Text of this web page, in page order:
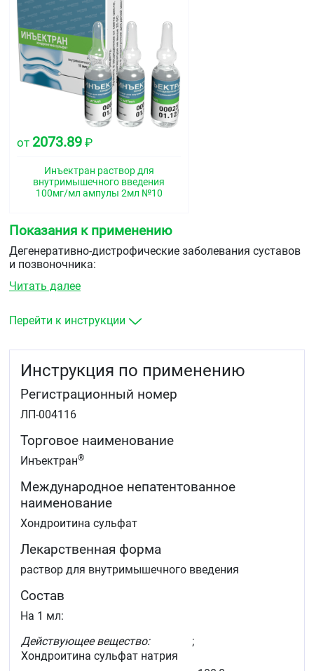
от 2073.89 ₽
Инъектран раствор для
внутримышечного введения
100мг/мл ампулы 2мл №10
Показания к применению
Дегенеративно-дистрофические заболевания суставов
и позвоночника:
остеоартроз периферических суставов
Для ускорения формирования костной мозоли при
Читать далее
Перейти к инструкции
Инструкция по применению
Регистрационный номер
ЛП-004116
Торговое наименование
Инъектран®
Международное непатентованное
наименование
Хондроитина сульфат
Лекарственная форма
раствор для внутримышечного введения
Состав
На 1 мл:
Действующее вещество:
;
Хондроитина сульфат натрия